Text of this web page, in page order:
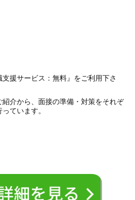
援サービス：無料』をご利用下さ
介から、面接の準備・対策をそれぞ
ています。